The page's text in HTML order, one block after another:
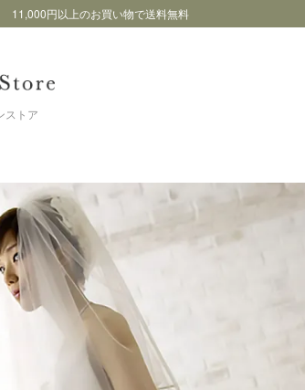
11,000円以上のお買い物で送料無料
ストア